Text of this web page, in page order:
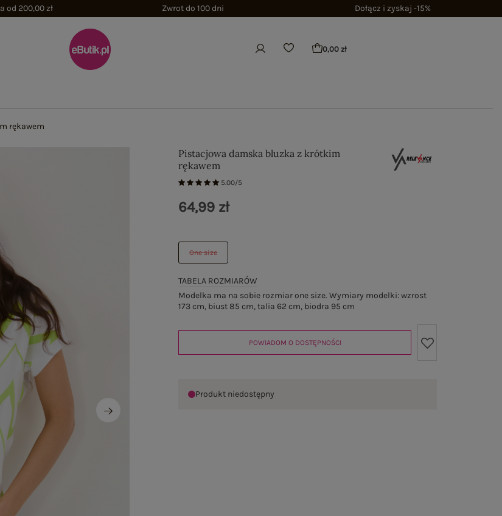
od 200,00 zł Zwrot do 100 dni Dołącz i zyskaj -15%
0,00 zł
rękawem
Pistacjowa damska bluzka z krótkim
rękawem
5.00/5
One size
TABELA ROZMIARÓW
Modelka ma na sobie rozmiar one size. Wymiary modelki: wzrost
173 cm, biust 85 cm, talia 62 cm, biodra 95 cm
64,99 zł
POWIADOM O DOSTĘPNOŚCI
Produkt niedostępny